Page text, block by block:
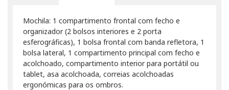
Mochila: 1 compartimento frontal com fecho e
organizador (2 bolsos interiores e 2 porta
esferográficas), 1 bolsa frontal com banda refletora, 1
bolsa lateral, 1 compartimento principal com fecho e
acolchoado, compartimento interior para portátil ou
tablet, asa acolchoada, correias acolchoadas
ergonómicas para os ombros.